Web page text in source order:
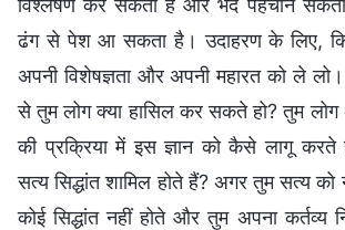
विश्लेषण कर सकता है और भेद पहचान
ढंग से पेश आ सकता है। उदाहरण के लिए,
अपनी विशेषज्ञता और अपनी महारत को ले
से तुम लोग क्या हासिल कर सकते हो? तुम लोग
की प्रक्रिया में इस ज्ञान को कैसे लागू करते
सत्य सिद्धांत शामिल होते हैं? अगर तुम सत्य
कोई सिद्धांत नहीं होते और तुम अपना कर्तव्य